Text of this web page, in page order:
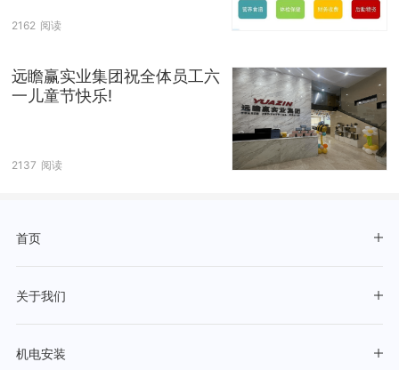
2162 阅读
远瞻赢实业集团祝全体员工六
一儿童节快乐!
2137 阅读
首页
关于我们
机电安装